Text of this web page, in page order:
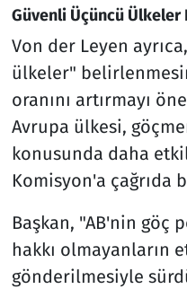
Güvenli Üçüncü
Von der Leyen
ülkeler"
oranını artırmayı
Avrupa ülkesi,
konusunda daha
Komisyon'a çağrıda
Başkan, "AB'nin göç
hakkı olmayanların
gönderilmesiyle